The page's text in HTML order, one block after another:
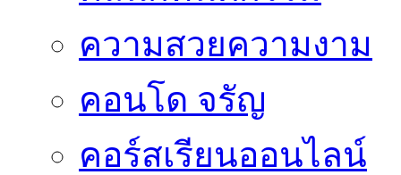
ความสวยความงาม
คอนโด จรัญ
คอร์สเรียนออนไลน์